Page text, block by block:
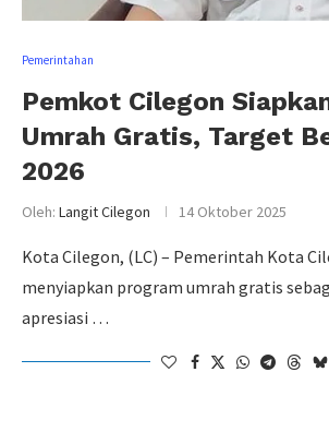
Pemerintahan
Pemkot Cilegon
Umrah Gratis, Target
2026
Oleh: Langit Cilegon 14 Oktober 2025
Kota Cilegon, (LC) – Pemerintah Kota
menyiapkan program umrah gratis
apresiasi …